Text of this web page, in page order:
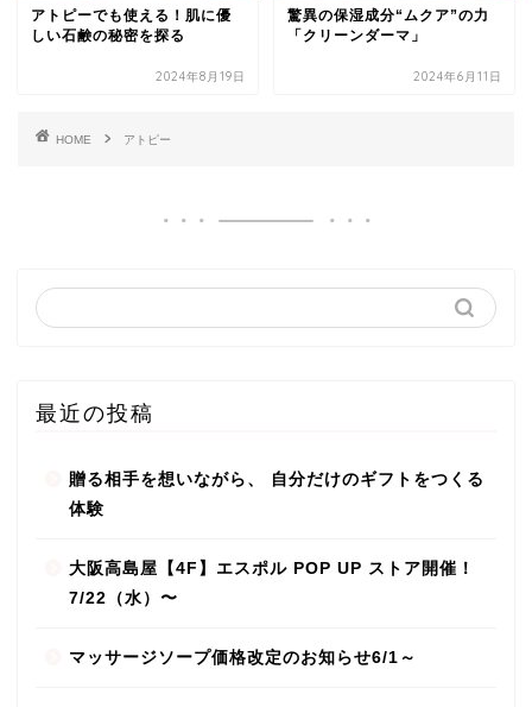
アトピーでも使える！肌に優
しい石鹸の秘密を探る
2024年8月19日
驚異の保湿成分“ムクア”の力
「クリーンダーマ」
2024年6月11日
HOME アトピー
最近の投稿
贈る相手を想いながら、 自分だけのギフトをつくる
体験
大阪高島屋【4F】エスポル POP UP ストア開催！
7/22（水）〜
マッサージソープ価格改定のお知らせ6/1～